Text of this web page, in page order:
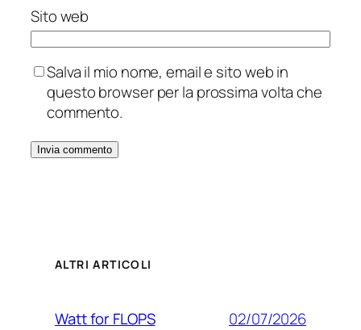
Sito web
Salva il mio nome, email e sito web in
questo browser per la prossima volta che
commento.
ALTRI ARTICOLI
Watt for FLOPS 02/07/2026